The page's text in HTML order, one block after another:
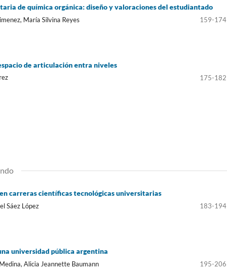
de química orgánica: diseño y valoraciones del estudiantado
María Silvina Reyes 159-174
de articulación entra niveles
175-182
carreras científicas tecnológicas universitarias
Sáez López 183-194
universidad pública argentina
Alicia Jeannette Baumann 195-206